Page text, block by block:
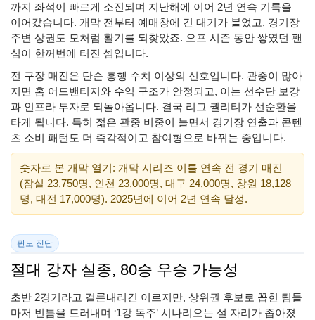
까지 좌석이 빠르게 소진되며 지난해에 이어 2년 연속 기록을
이어갔습니다. 개막 전부터 예매창에 긴 대기가 붙었고, 경기장
주변 상권도 모처럼 활기를 되찾았죠. 오프 시즌 동안 쌓였던 팬
심이 한꺼번에 터진 셈입니다.
전 구장 매진은 단순 흥행 수치 이상의 신호입니다. 관중이 많아
지면 홈 어드밴티지와 수익 구조가 안정되고, 이는 선수단 보강
과 인프라 투자로 되돌아옵니다. 결국 리그 퀄리티가 선순환을
타게 됩니다. 특히 젊은 관중 비중이 늘면서 경기장 연출과 콘텐
츠 소비 패턴도 더 즉각적이고 참여형으로 바뀌는 중입니다.
숫자로 본 개막 열기: 개막 시리즈 이틀 연속 전 경기 매진
(잠실 23,750명, 인천 23,000명, 대구 24,000명, 창원 18,128
명, 대전 17,000명). 2025년에 이어 2년 연속 달성.
판도 진단
절대 강자 실종, 80승 우승 가능성
초반 2경기라고 결론내리긴 이르지만, 상위권 후보로 꼽힌 팀들
마저 빈틈을 드러내며 ‘1강 독주’ 시나리오는 설 자리가 좁아졌